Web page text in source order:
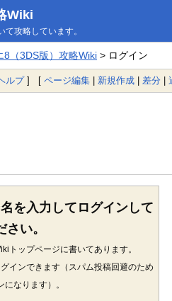
Wiki
て攻略しています。
8（3DS版）攻略Wiki> ログイン
ルプ] [ ページ編集 | 新規作成 | 差分 |
を入力してログインして
さい。
トップページに書いてあります。
インできます（スパム投稿回避のため
になります）。